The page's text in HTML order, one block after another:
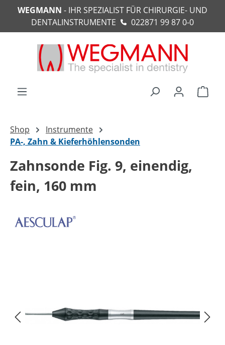
springen
WEGMANN - IHR SPEZIALIST FÜR CHIRURGIE- UND
DENTALINSTRUMENTE
022871 99 87 0-0
Shop
Instrumente
PA-, Zahn & Kieferhöhlensonden
Zahnsonde Fig. 9, einendig,
fein, 160 mm